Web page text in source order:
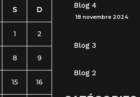
S D
1 2
8 9
15 16
Blog 4
18 novembre 2024
Blog 3
Blog 2